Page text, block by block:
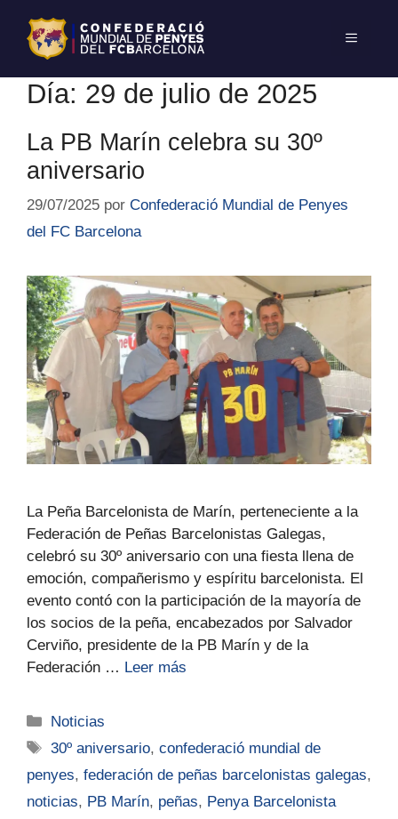
Día: 29 de julio de 2025
La PB Marín celebra su 30º
aniversario
29/07/2025 por Confederació Mundial de Penyes
del FC Barcelona
La Peña Barcelonista de Marín, perteneciente a la
Federación de Peñas Barcelonistas Galegas,
celebró su 30º aniversario con una fiesta llena de
emoción, compañerismo y espíritu barcelonista. El
evento contó con la participación de la mayoría de
los socios de la peña, encabezados por Salvador
Cerviño, presidente de la PB Marín y de la
Federación … Leer más
Noticias
30º aniversario,confederació mundial de
penyes, federación de peñas barcelonistas galegas,
noticias, PB Marín, peñas, Penya Barcelonista